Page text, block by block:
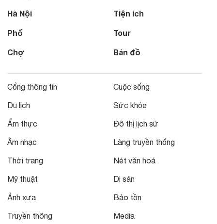
Hà Nội
Phố
Chợ
Tiện ích
Tour
Bản đồ
Cổng thông tin
Du lịch
Ẩm thực
Âm nhạc
Thời trang
Mỹ thuật
Ảnh xưa
Truyền thông
Cuộc sống
Sức khỏe
Đô thị lịch sử
Làng truyền thống
Nét văn hoá
Di sản
Bảo tồn
Media